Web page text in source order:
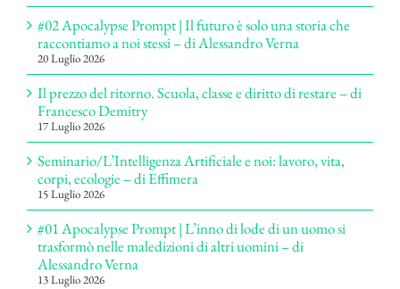
#02 Apocalypse Prompt | Il futuro è solo una storia che
raccontiamo a noi stessi – di Alessandro Verna
20 Luglio 2026
Il prezzo del ritorno. Scuola, classe e diritto di restare – di
Francesco Demitry
17 Luglio 2026
Seminario/L’Intelligenza Artificiale e noi: lavoro, vita,
corpi, ecologie – di Effimera
15 Luglio 2026
#01 Apocalypse Prompt | L’inno di lode di un uomo si
trasformò nelle maledizioni di altri uomini – di
Alessandro Verna
13 Luglio 2026